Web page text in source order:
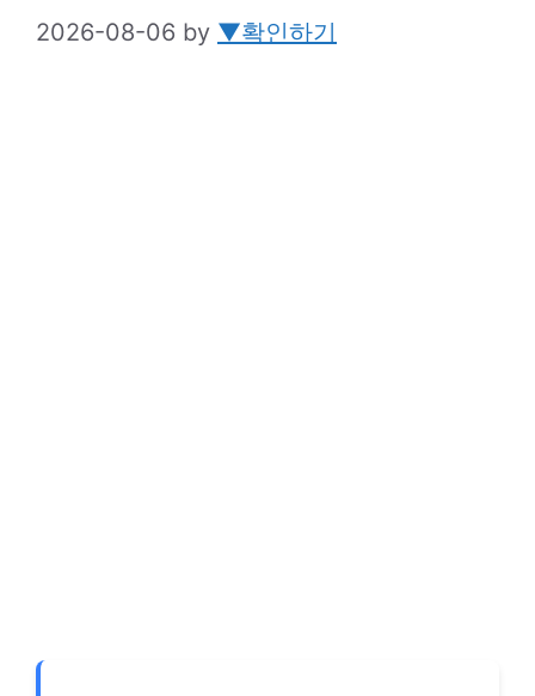
2026-08-06 by ▼확인하기